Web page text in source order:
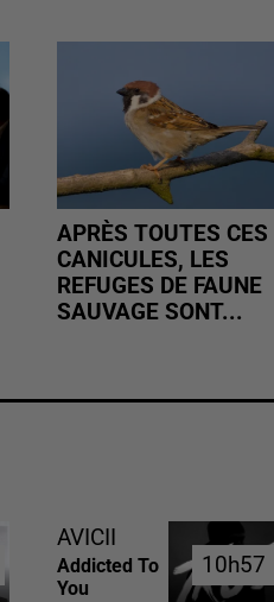
APRÈS TOUTES CES
CANICULES, LES
REFUGES DE FAUNE
SAUVAGE SONT...
AVICII
Addicted To
You
10h57
10h57